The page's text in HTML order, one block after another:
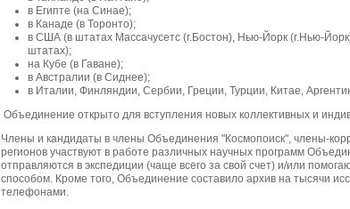
в Египте (на Синае);
в Канаде (в Торонто);
в США (в штатах Массачусетс (г.Бостон), Нью-Йорк (г.Нью-
штатах);
на Кубе (в Гаване);
в Австралии (в Сиднее);
в Италии, Финляндии, Сербии, Греции, Турции, Китае,
Объединение открыто для вступления новых коллективных и
Члены и кандидаты в члены Объединения "Космопоиск", члены-
регионов участвуют в работе различных научных программ
отправляются в экспедиции (чаще всего за свой счет) и/или
способом. Кроме того, Объединение составило архив на тысячи
телефонами.